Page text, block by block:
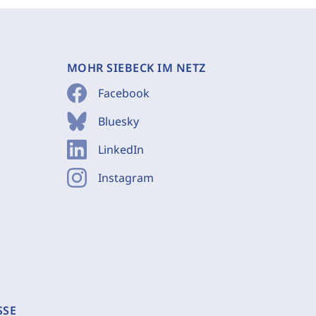
MOHR SIEBECK IM NETZ
Facebook
Bluesky
LinkedIn
Instagram